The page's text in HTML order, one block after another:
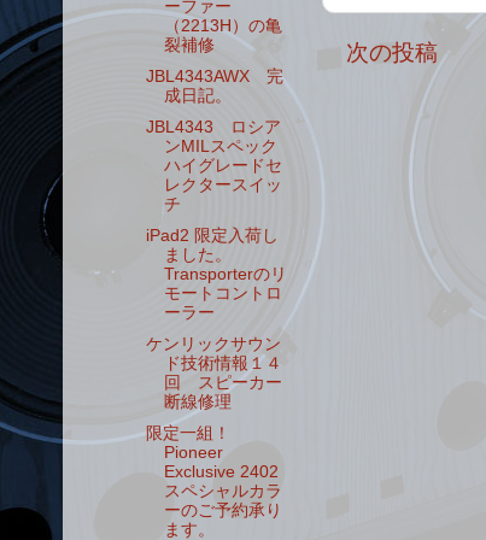
次の投稿
ーファー
（2213H）の亀
裂補修
JBL4343AWX 完
成日記。
JBL4343 ロシア
ンMILスペック
ハイグレードセ
レクタースイッ
チ
iPad2 限定入荷し
ました。
Transporterのリ
モートコントロ
ーラー
ケンリックサウン
ド技術情報１４
回 スピーカー
断線修理
限定一組！
Pioneer
Exclusive 2402
スペシャルカラ
ーのご予約承り
ます。